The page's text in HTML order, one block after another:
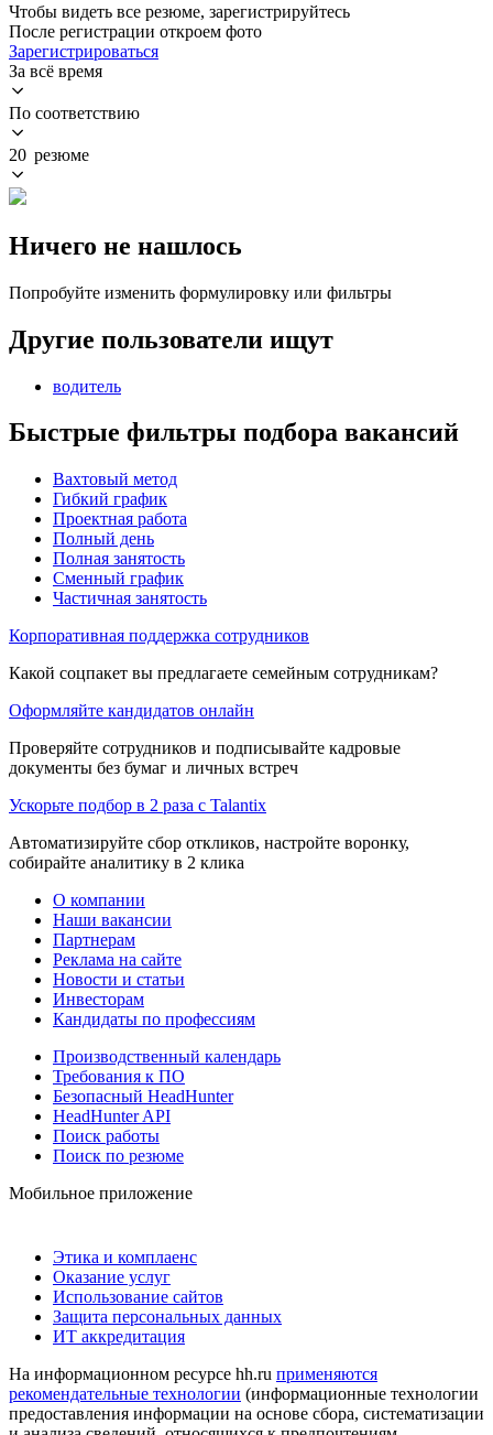
Чтобы видеть все резюме, зарегистрируйтесь
После регистрации откроем фото
Зарегистрироваться
За всё время
По соответствию
20 резюме
Ничего не нашлось
Попробуйте изменить формулировку или фильтры
Другие пользователи ищут
водитель
Быстрые фильтры подбора вакансий
Вахтовый метод
Гибкий график
Проектная работа
Полный день
Полная занятость
Сменный график
Частичная занятость
Корпоративная поддержка сотрудников
Какой соцпакет вы предлагаете семейным сотрудникам?
Оформляйте кандидатов онлайн
Проверяйте сотрудников и подписывайте кадровые
документы без бумаг и личных встреч
Ускорьте подбор в 2 раза с Talantix
Автоматизируйте сбор откликов, настройте воронку,
собирайте аналитику в 2 клика
О компании
Наши вакансии
Партнерам
Реклама на сайте
Новости и статьи
Инвесторам
Кандидаты по профессиям
Производственный календарь
Требования к ПО
Безопасный HeadHunter
HeadHunter API
Поиск работы
Поиск по резюме
Мобильное приложение
Этика и комплаенс
Оказание услуг
Использование сайтов
Защита персональных данных
ИТ аккредитация
На информационном ресурсе hh.ru применяются
рекомендательные технологии (информационные технологии
предоставления информации на основе сбора, систематизации